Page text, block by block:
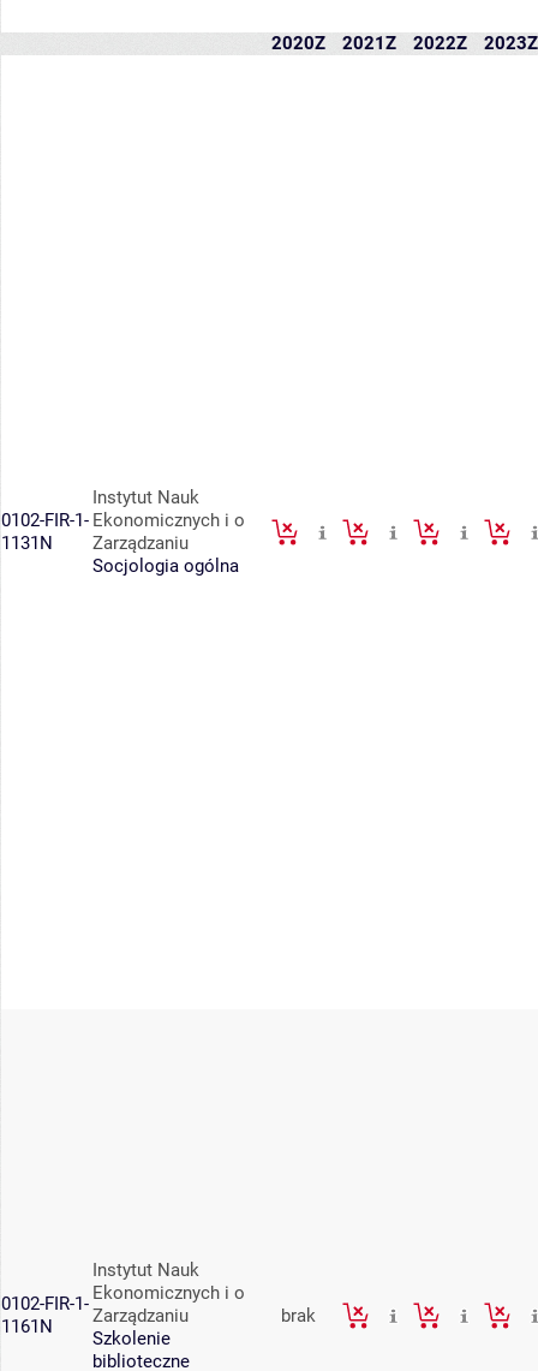
2020Z 2021Z 2022Z 2023Z
0102-FIR-1-
1131N
Instytut Nauk
Ekonomicznych i o
Zarządzaniu
Socjologia ogólna
0102-FIR-1-
1161N
Instytut Nauk
Ekonomicznych i o
Zarządzaniu
Szkolenie
biblioteczne
brak